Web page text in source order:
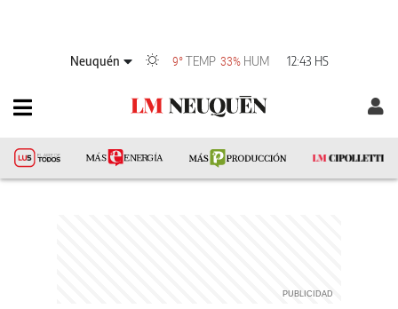
Neuquén 9° TEMP 33% HUM 12:43 HS